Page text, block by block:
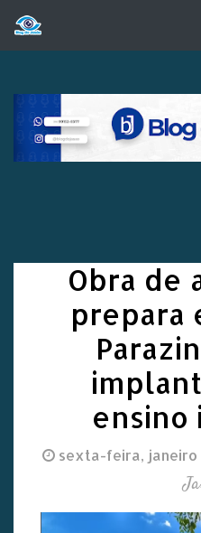
Obra de
prepara
sexta-feira, janeiro